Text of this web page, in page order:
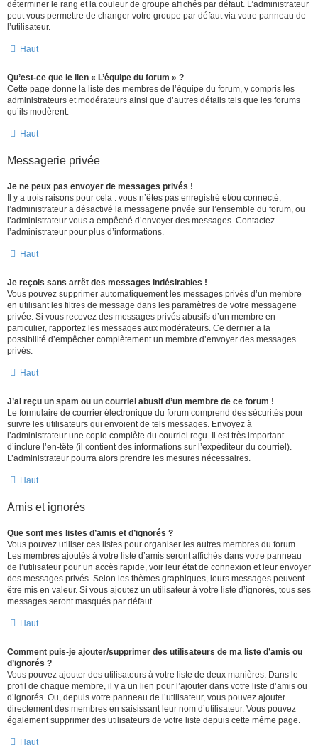
déterminer le rang et la couleur de groupe affichés par défaut. L’administrateur
peut vous permettre de changer votre groupe par défaut via votre panneau de
l’utilisateur.
Haut
Qu’est-ce que le lien « L’équipe du forum » ?
Cette page donne la liste des membres de l’équipe du forum, y compris les
administrateurs et modérateurs ainsi que d’autres détails tels que les forums
qu’ils modèrent.
Haut
Messagerie privée
Je ne peux pas envoyer de messages privés !
Il y a trois raisons pour cela : vous n’êtes pas enregistré et/ou connecté,
l’administrateur a désactivé la messagerie privée sur l’ensemble du forum, ou
l’administrateur vous a empêché d’envoyer des messages. Contactez
l’administrateur pour plus d’informations.
Haut
Je reçois sans arrêt des messages indésirables !
Vous pouvez supprimer automatiquement les messages privés d’un membre
en utilisant les filtres de message dans les paramètres de votre messagerie
privée. Si vous recevez des messages privés abusifs d’un membre en
particulier, rapportez les messages aux modérateurs. Ce dernier a la
possibilité d’empêcher complètement un membre d’envoyer des messages
privés.
Haut
J’ai reçu un spam ou un courriel abusif d’un membre de ce forum !
Le formulaire de courrier électronique du forum comprend des sécurités pour
suivre les utilisateurs qui envoient de tels messages. Envoyez à
l’administrateur une copie complète du courriel reçu. Il est très important
d’inclure l’en-tête (il contient des informations sur l’expéditeur du courriel).
L’administrateur pourra alors prendre les mesures nécessaires.
Haut
Amis et ignorés
Que sont mes listes d’amis et d’ignorés ?
Vous pouvez utiliser ces listes pour organiser les autres membres du forum.
Les membres ajoutés à votre liste d’amis seront affichés dans votre panneau
de l’utilisateur pour un accès rapide, voir leur état de connexion et leur envoyer
des messages privés. Selon les thèmes graphiques, leurs messages peuvent
être mis en valeur. Si vous ajoutez un utilisateur à votre liste d’ignorés, tous ses
messages seront masqués par défaut.
Haut
Comment puis-je ajouter/supprimer des utilisateurs de ma liste d’amis ou
d’ignorés ?
Vous pouvez ajouter des utilisateurs à votre liste de deux manières. Dans le
profil de chaque membre, il y a un lien pour l’ajouter dans votre liste d’amis ou
d’ignorés. Ou, depuis votre panneau de l’utilisateur, vous pouvez ajouter
directement des membres en saisissant leur nom d’utilisateur. Vous pouvez
également supprimer des utilisateurs de votre liste depuis cette même page.
Haut